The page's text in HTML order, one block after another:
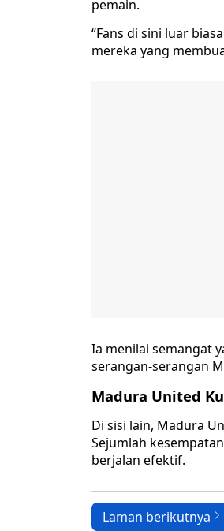
pemain.
“Fans di sini luar
mereka yang
Ia menilai semangat
serangan-serangan
Madura United
Di sisi lain, Madura
Sejumlah
berjalan efektif.
Laman berikutnya